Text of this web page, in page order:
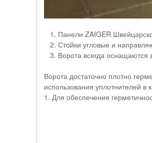
Панели ZAIGER
Стойки угловые и
Ворота всегда
Ворота достаточно плотно
использования уплотнителей в
1. Для обеспечения